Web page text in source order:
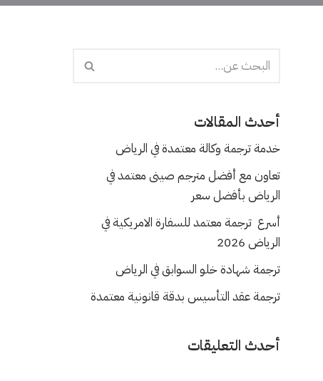
أحدث المقالات
خدمة ترجمة وكالة معتمدة في الرياض
تعاون مع أفضل مترجم صينى معتمد في
الرياض بأفضل سعر
أسرع ترجمة معتمد للسفارة الامريكية في
الرياض 2026
ترجمة شهادة خلو السوابق في الرياض
ترجمة عقد التأسيس بدقة قانونية معتمدة
أحدث التعليقات